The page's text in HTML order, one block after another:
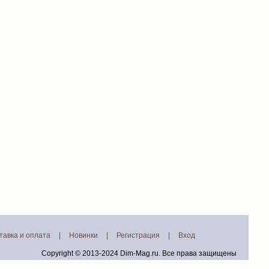
и оплата | Новинки | Регистрация | Вход
Copyright © 2013-2024 Dim-Mag.ru . Все права защищены